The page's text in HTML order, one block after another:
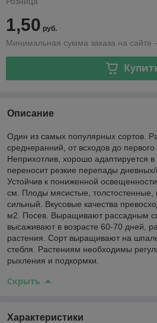
1,50 руб.
Минимальная сумма заказа на сайте
Описание
Один из самых популярных сортов.
среднеранний, от всходов до
Неприхотлив, хорошо адаптируется в
переносит резкие перепады
Устойчив к пониженной
см. Плоды мясистые, толстостенные,
сильный. Вкусовые качества
м2. Посев. Выращивают рассадным
высаживают в возрасте 60-70 дней,
растения. Сорт выращивают на
стебля. Растениям необходимы
рыхления и подкормки.
Скрыть
Характеристики